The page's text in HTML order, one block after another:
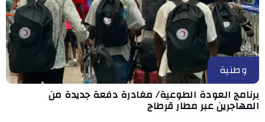
وطنية
برنامج العودة الطوعية/ مغادرة دفعة جديدة من
المهاجرين عبر مطار قرطاج